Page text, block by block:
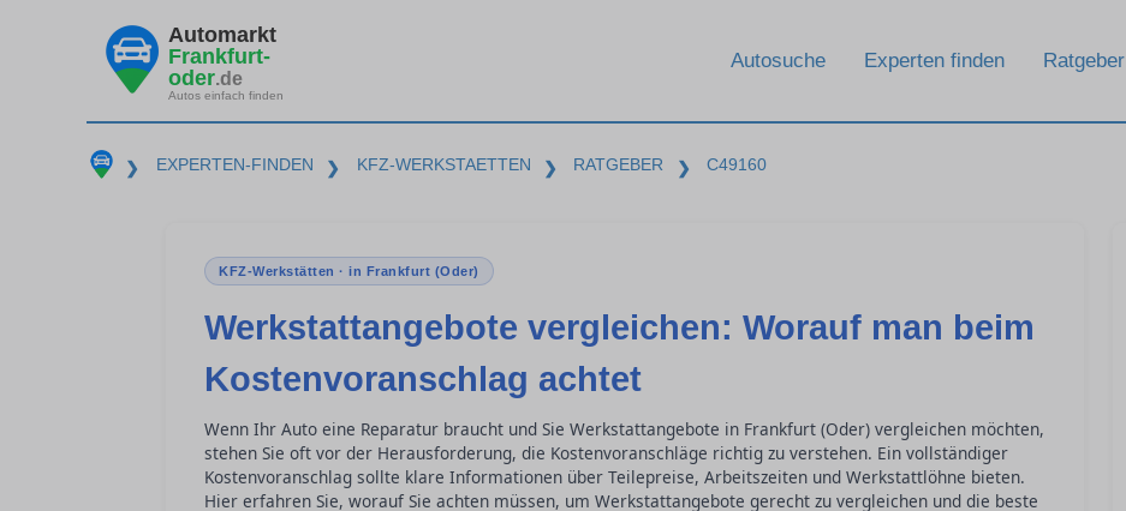
Automarkt
Frankfurt-
oder.de
Autos einfach finden
Autosuche Experten finden Ratgeber
❯ EXPERTEN-FINDEN ❯ KFZ-WERKSTAETTEN ❯ RATGEBER ❯ C49160
KFZ-Werkstätten · in Frankfurt (Oder)
Werkstattangebote vergleichen: Worauf man beim
Kostenvoranschlag achtet
Wenn Ihr Auto eine Reparatur braucht und Sie Werkstattangebote in Frankfurt (Oder) vergleichen möchten,
stehen Sie oft vor der Herausforderung, die Kostenvoranschläge richtig zu verstehen. Ein vollständiger
Kostenvoranschlag sollte klare Informationen über Teilepreise, Arbeitszeiten und Werkstattlöhne bieten.
Hier erfahren Sie, worauf Sie achten müssen, um Werkstattangebote gerecht zu vergleichen und die beste